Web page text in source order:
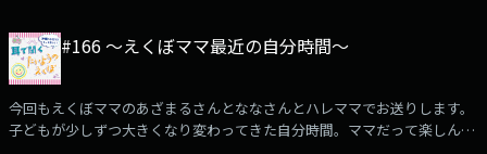
#166 〜えくぼママ最近の自分時間〜
今回もえくぼママのあざまるさんとななさんとハレママでお送りします。
子どもが少しずつ大きくなり変わってきた自分時間。ママだって楽しんで